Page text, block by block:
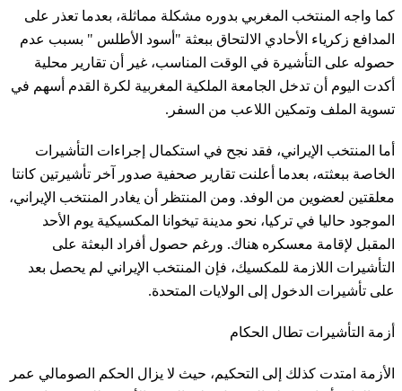
كما واجه المنتخب المغربي بدوره مشكلة مماثلة، بعدما تعذر على
المدافع زكرياء الأحادي الالتحاق ببعثة "أسود الأطلس " بسبب عدم
حصوله على التأشيرة في الوقت المناسب، غير أن تقارير محلية
أكدت اليوم أن تدخل الجامعة الملكية المغربية لكرة القدم أسهم في
تسوية الملف وتمكين اللاعب من السفر.
أما المنتخب الإيراني، فقد نجح في استكمال إجراءات التأشيرات
الخاصة ببعثته، بعدما أعلنت تقارير صحفية صدور آخر تأشيرتين كانتا
معلقتين لعضوين من الوفد. ومن المنتظر أن يغادر المنتخب الإيراني،
الموجود حاليا في تركيا، نحو مدينة تيخوانا المكسيكية يوم الأحد
المقبل لإقامة معسكره هناك. ورغم حصول أفراد البعثة على
التأشيرات اللازمة للمكسيك، فإن المنتخب الإيراني لم يحصل بعد
على تأشيرات الدخول إلى الولايات المتحدة.
أزمة التأشيرات تطال الحكام
الأزمة امتدت كذلك إلى التحكيم، حيث لا يزال الحكم الصومالي عمر